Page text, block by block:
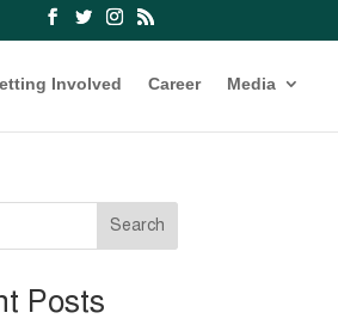
Involved Career Media
Search
Posts